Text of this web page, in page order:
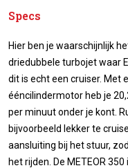
Specs
Hier ben je waarschijnlijk
driedubbele turbojet waar
dit is echt een cruiser. Met
ééncilindermotor heb je
per minuut onder je kont.
bijvoorbeeld lekker te
aansluiting bij het stuur,
het rijden. De METEOR